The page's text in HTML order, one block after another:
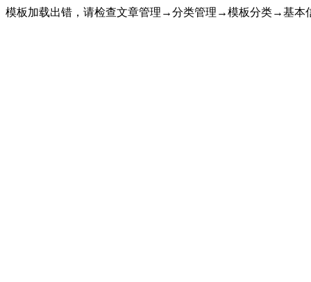
模板加载出错，请检查文章管理→分类管理→模板分类→基本